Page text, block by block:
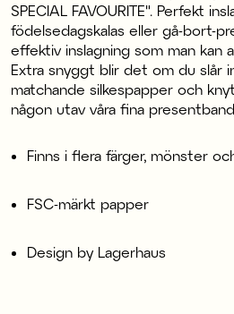
SPECIAL FAVOURITE". Perfekt
födelsedagskalas eller gå-bort-
effektiv inslagning som man kan
Extra snyggt blir det om du slår
matchande silkespapper och
någon utav våra fina presentband.
Finns i flera färger, mönster
FSC-märkt papper
Design by Lagerhaus